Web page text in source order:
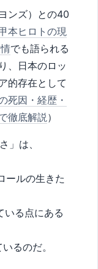
ンズ）との40
本ヒロトの現
でも語られる
、日本のロッ
的存在として
死因・経歴・
徹底解説 ）
」は、
ールの生きた
いる点にある
るのだ。